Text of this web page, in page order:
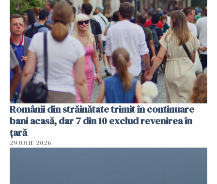
Românii din străinătate trimit în continuare
bani acasă, dar 7 din 10 exclud revenirea în
țară
29 IULIE 2026